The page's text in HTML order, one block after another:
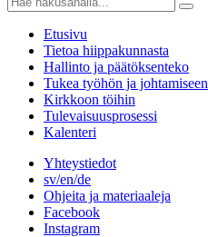
Etusivu
Tietoa hiippakunnasta
Hallinto ja päätöksenteko
Tukea työhön ja johtamiseen
Kirkkoon töihin
Tulevaisuusprosessi
Kalenteri
Yhteystiedot
sv/en/de
Ohjeita ja materiaaleja
Facebook
Instagram